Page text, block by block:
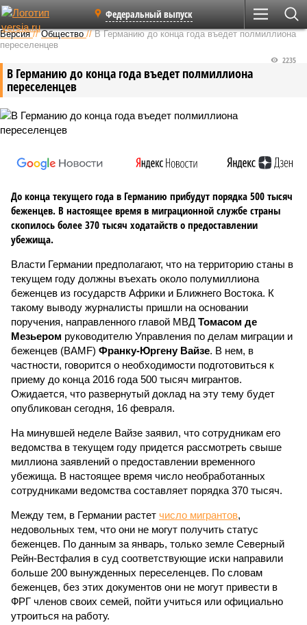
Федеральный выпуск
Версия //Общество //В Германию до конца года въедет полмиллиона
переселенцев
В Германию до конца года въедет полмиллиона
переселенцев
2235
До конца текущего года в Германию прибудут порядка 500 тысяч
беженцев. В настоящее время в миграционной службе страны
скопилось более 370 тысяч ходатайств о предоставлении
убежища.
Власти Германии предполагают, что на территорию станы в
текущем году должны въехать около полумиллиона
беженцев из государств Африки и Ближнего Востока. К
такому выводу журналисты пришли на основании
поручения, направленного главой МВД Томасом де
Мезьером руководителю Управления по делам миграции и
беженцев (BAMF) Франку-Юргену Вайзе. В нем, в
частности, говорится о необходимости подготовиться к
приему до конца 2016 года 500 тысяч мигрантов.
Ожидается, что развернутый доклад на эту тему будет
опубликован сегодня, 16 февраля.
На минувшей неделе Вайзе заявил, что сотрудникам его
ведомства в текущем году придется рассмотреть свыше
миллиона заявлений о предоставлении временного
убежища. В настоящее время число необработанных
сотрудниками ведомства составляет порядка 370 тысяч.
Между тем, в Германии растет число мигрантов,
недовольных тем, что они не могут получить статус
беженцев. По данным за январь, только земле Северный
Рейн-Вестфалия в суд соответствующие иски направили
больше 200 вынужденных переселенцев. По словам
беженцев, без этих документов они не могут привести в
ФРГ членов своих семей, пойти учиться или официально
утроиться на работу.